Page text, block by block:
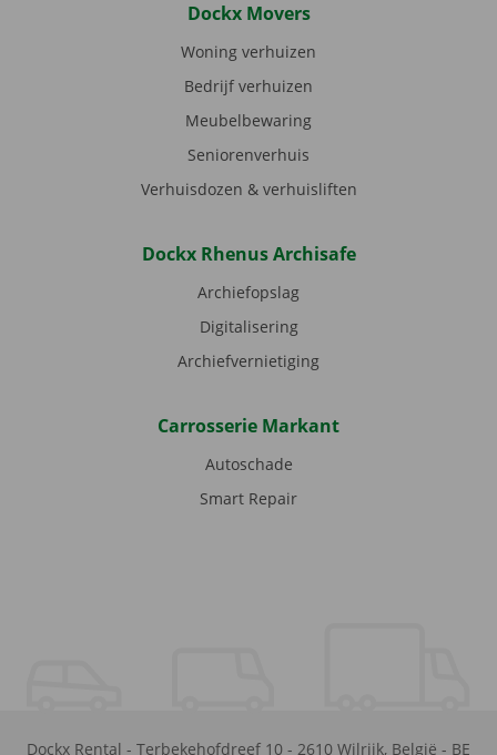
Dockx Movers
Woning verhuizen
Bedrijf verhuizen
Meubelbewaring
Seniorenverhuis
Verhuisdozen & verhuisliften
Dockx Rhenus Archisafe
Archiefopslag
Digitalisering
Archiefvernietiging
Carrosserie Markant
Autoschade
Smart Repair
Dockx Rental - Terbekehofdreef 10 - 2610 Wilrijk, België - BE